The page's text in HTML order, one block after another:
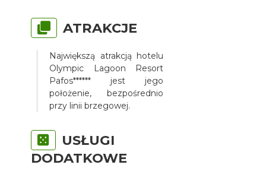
ATRAKCJE
Największą atrakcją hotelu
Olympic Lagoon Resort
Pafos****** jest jego
położenie, bezpośrednio
przy linii brzegowej.
USŁUGI
DODATKOWE